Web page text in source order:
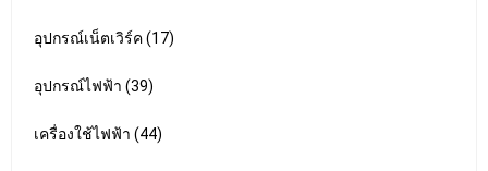
อุปกรณ์เน็ตเวิร์ค (17)
อุปกรณ์ไฟฟ้า (39)
เครื่องใช้ไฟฟ้า (44)